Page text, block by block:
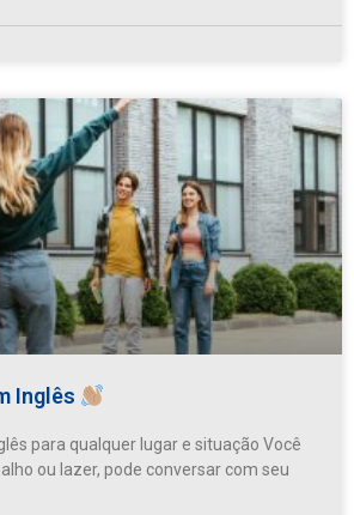
Inglês
para qualquer lugar e situação Você
ou lazer, pode conversar com seu